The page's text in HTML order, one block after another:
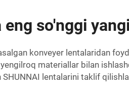
so'nggi
konveyer lentalaridan
materiallar bilan
lentalarini taklif